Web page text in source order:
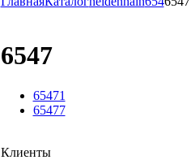
6547
65471
65477
Клиенты